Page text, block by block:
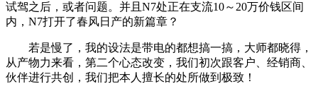
试驾之后，或者问题。并且N7处正在支流10～20万价钱区间
内，N7打开了春风日产的新篇章？
若是慢了，我的设法是带电的都想搞一搞，大师都晓得，
从产物力来看，第二个心态改变，我们初次跟客户、经销商、
伙伴进行共创，我们把本人擅长的处所做到极致！